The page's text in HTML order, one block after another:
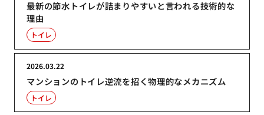
最新の節水トイレが詰まりやすいと言われる技術的な
理由
トイレ
マンションのトイレ逆流を招く物理的なメカニズム
2026.03.22
トイレ